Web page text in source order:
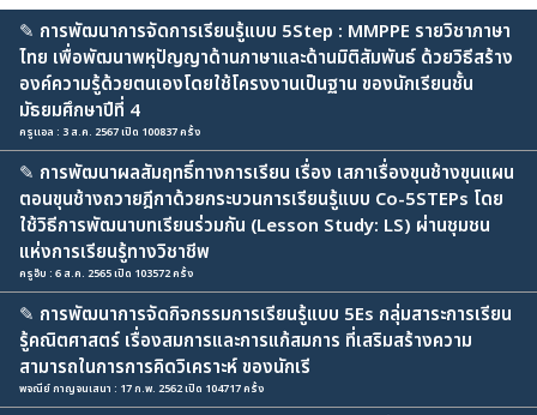
✎ การพัฒนาการจัดการเรียนรู้แบบ 5Step : MMPPE รายวิชาภาษา
ไทย เพื่อพัฒนาพหุปัญญาด้านภาษาและด้านมิติสัมพันธ์ ด้วยวิธีสร้าง
องค์ความรู้ด้วยตนเองโดยใช้โครงงานเป็นฐาน ของนักเรียนชั้น
มัธยมศึกษาปีที่ 4
ครูแอล : 3 ส.ค. 2567 เปิด 100837 ครั้ง
✎ การพัฒนาผลสัมฤทธิ์ทางการเรียน เรื่อง เสภาเรื่องขุนช้างขุนแผน
ตอนขุนช้างถวายฎีกาด้วยกระบวนการเรียนรู้แบบ Co-5STEPs โดย
ใช้วิธีการพัฒนาบทเรียนร่วมกัน (Lesson Study: LS) ผ่านชุมชน
แห่งการเรียนรู้ทางวิชาชีพ
ครูอ๊บ : 6 ส.ค. 2565 เปิด 103572 ครั้ง
✎ การพัฒนาการจัดกิจกรรมการเรียนรู้แบบ 5Es กลุ่มสาระการเรียน
รู้คณิตศาสตร์ เรื่องสมการและการแก้สมการ ที่เสริมสร้างความ
สามารถในการการคิดวิเคราะห์ ของนักเรี
พจณีย์ กาญจนเสนา : 17 ก.พ. 2562 เปิด 104717 ครั้ง